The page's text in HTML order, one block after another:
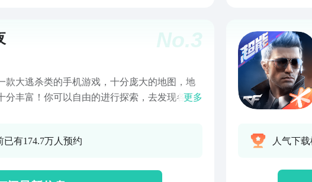
No.3
款大逃杀类的手机游戏，十分庞大的地图，地
分丰富！你可以自由的进行探索，去发现各种
更多
已有174.7万人预约 人气下